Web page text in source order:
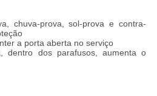
chuva-prova, sol-prova e contra-
a porta aberta no serviço
dentro dos parafusos, aumenta o